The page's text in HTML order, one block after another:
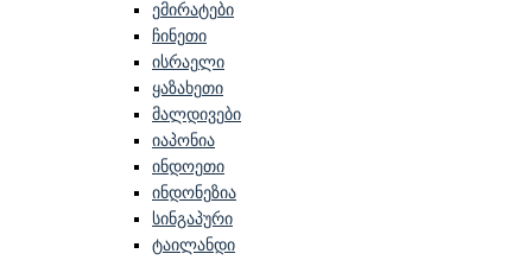
ემირატები
ჩინეთი
ისრაელი
ყაზახეთი
მალდივები
იაპონია
ინდოეთი
ინდონეზია
სინგაპური
ტაილანდი